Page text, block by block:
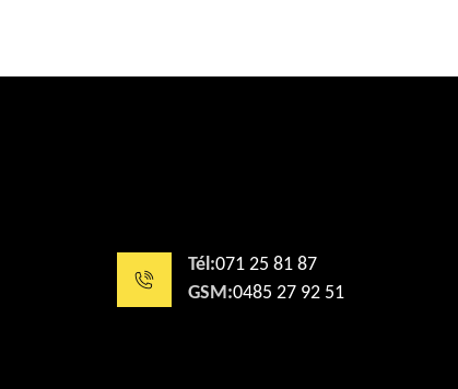
Tél:071 25 81 87
GSM:0485 27 92 51